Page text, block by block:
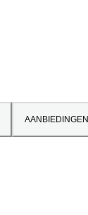
AANBIEDINGEN